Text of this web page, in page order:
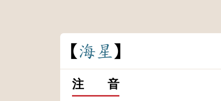
海 星
注 音